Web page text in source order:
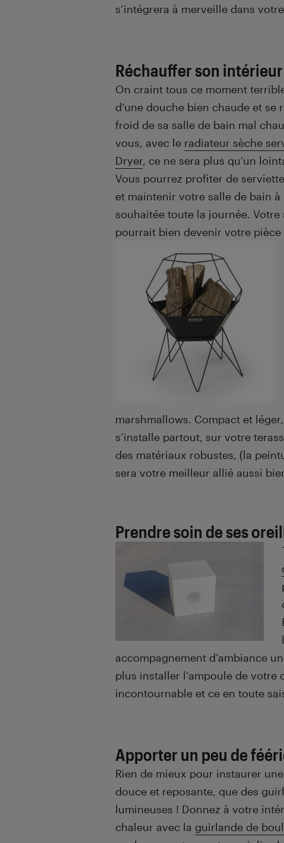
s’intégrera à merveille dans
Réchauffer son intérieur
On craint tous ce moment
d’une douche bien chaude et se
froid de sa salle de bain mal
vous, avec le radiateur sèche
Dryer, ce ne sera plus qu’un
Vous pourrez profiter de
et maintenir votre salle de bain
souhaitée toute la journée. Votre
pourrait bien devenir votre pièce
marshmallows. Compact et
s’installe partout, sur votre
des matériaux robustes, (la
sera votre meilleur allié aussi
Prendre soin de ses
accompagnement d’ambiance
plus installer l’ampoule de votre
incontournable et ce en toute
Apporter un peu de
Rien de mieux pour instaurer
douce et reposante, que des
lumineuses ! Donnez à votre
chaleur avec la guirlande de